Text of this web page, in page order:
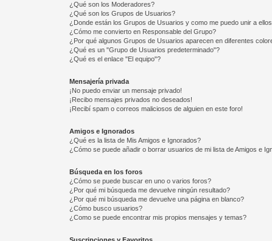
¿Qué son los Moderadores?
¿Qué son los Grupos de Usuarios?
¿Donde están los Grupos de Usuarios y como me puedo unir a
¿Cómo me convierto en Responsable del Grupo?
¿Por qué algunos Grupos de Usuarios aparecen en diferentes
¿Qué es un "Grupo de Usuarios predeterminado"?
¿Qué es el enlace "El equipo"?
Mensajería privada
¡No puedo enviar un mensaje privado!
¡Recibo mensajes privados no deseados!
¡Recibí spam o correos maliciosos de alguien en este foro!
Amigos e Ignorados
¿Qué es la lista de Mis Amigos e Ignorados?
¿Cómo se puede añadir o borrar usuarios de mi lista de Amigos e
Búsqueda en los foros
¿Cómo se puede buscar en uno o varios foros?
¿Por qué mi búsqueda me devuelve ningún resultado?
¿Por qué mi búsqueda me devuelve una página en blanco?
¿Cómo busco usuarios?
¿Como se puede encontrar mis propios mensajes y temas?